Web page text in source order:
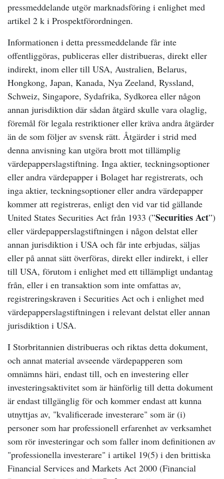
pressmeddelande utgör marknadsföring i enlighet med
artikel 2 k i Prospektförordningen.
Informationen i detta pressmeddelande får inte
offentliggöras, publiceras eller distribueras, direkt eller
indirekt, inom eller till USA, Australien, Belarus,
Hongkong, Japan, Kanada, Nya Zeeland, Ryssland,
Schweiz, Singapore, Sydafrika, Sydkorea eller någon
annan jurisdiktion där sådan åtgärd skulle vara olaglig,
föremål för legala restriktioner eller kräva andra åtgärder
än de som följer av svensk rätt. Åtgärder i strid med
denna anvisning kan utgöra brott mot tillämplig
värdepapperslagstiftning. Inga aktier, teckningsoptioner
eller andra värdepapper i Bolaget har registrerats, och
inga aktier, teckningsoptioner eller andra värdepapper
kommer att registreras, enligt den vid var tid gällande
United States Securities Act från 1933 (”Securities Act”)
eller värdepapperslagstiftningen i någon delstat eller
annan jurisdiktion i USA och får inte erbjudas, säljas
eller på annat sätt överföras, direkt eller indirekt, i eller
till USA, förutom i enlighet med ett tillämpligt undantag
från, eller i en transaktion som inte omfattas av,
registreringskraven i Securities Act och i enlighet med
värdepapperslagstiftningen i relevant delstat eller annan
jurisdiktion i USA.
I Storbritannien distribueras och riktas detta dokument,
och annat material avseende värdepapperen som
omnämns häri, endast till, och en investering eller
investeringsaktivitet som är hänförlig till detta dokument
är endast tillgänglig för och kommer endast att kunna
utnyttjas av, "kvalificerade investerare" som är (i)
personer som har professionell erfarenhet av verksamhet
som rör investeringar och som faller inom definitionen av
"professionella investerare" i artikel 19(5) i den brittiska
Financial Services and Markets Act 2000 (Financial